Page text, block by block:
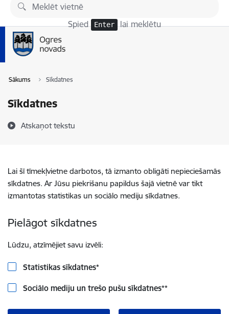
Pāriet uz lapas saturu
Spied Enter lai meklētu
Sākums Sīkdatnes
Sīkdatnes
Atskaņot tekstu
Lai šī tīmekļvietne darbotos, tā izmanto obligāti nepieciešamās
sīkdatnes. Ar Jūsu piekrišanu papildus šajā vietnē var tikt
izmantotas statistikas un sociālo mediju sīkdatnes.
Pielāgot sīkdatnes
Lūdzu, atzīmējiet savu izvēli:
Statistikas sīkdatnes*
Sociālo mediju un trešo pušu sīkdatnes**